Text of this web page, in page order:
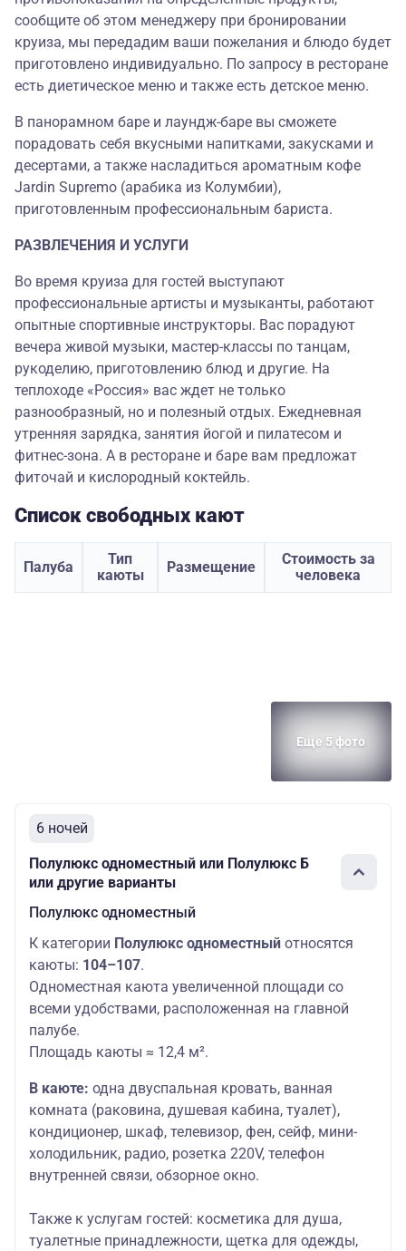
сообщите об этом менеджеру при бронировании
круиза, мы передадим ваши пожелания и блюдо будет
приготовлено индивидуально. По запросу в ресторане
есть диетическое меню и также есть детское меню.
В панорамном баре и лаундж-баре вы сможете
порадовать себя вкусными напитками, закусками и
десертами, а также насладиться ароматным кофе
Jardin Supremo (арабика из Колумбии),
приготовленным профессиональным бариста.
РАЗВЛЕЧЕНИЯ И УСЛУГИ
Во время круиза для гостей выступают
профессиональные артисты и музыканты, работают
опытные спортивные инструкторы. Вас порадуют
вечера живой музыки, мастер-классы по танцам,
рукоделию, приготовлению блюд и другие. На
теплоходе «Россия» вас ждет не только
разнообразный, но и полезный отдых. Ежедневная
утренняя зарядка, занятия йогой и пилатесом и
фитнес-зона. А в ресторане и баре вам предложат
фиточай и кислородный коктейль.
Список свободных кают
Палуба
Тип
каюты
Размещение
Стоимость за
человека
Еще 5 фото
6 ночей
Полулюкс одноместный или Полулюкс Б
или другие варианты
Полулюкс одноместный
К категории Полулюкс одноместный относятся
каюты: 104–107.
Одноместная каюта увеличенной площади со
всеми удобствами, расположенная на главной
палубе.
Площадь каюты ≈ 12,4 м².
В каюте: одна двуспальная кровать, ванная
комната (раковина, душевая кабина, туалет),
кондиционер, шкаф, телевизор, фен, сейф, мини-
холодильник, радио, розетка 220V, телефон
внутренней связи, обзорное окно.
Также к услугам гостей: косметика для душа,
туалетные принадлежности, щетка для одежды,